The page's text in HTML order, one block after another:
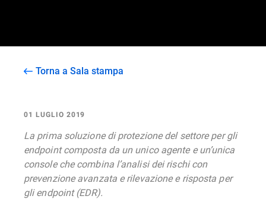
Torna a Sala stampa
01 LUGLIO 2019
La prima soluzione di protezione del settore per gli
endpoint composta da un unico agente e un’unica
console che combina l’analisi dei rischi con
prevenzione avanzata e rilevazione e risposta per
gli endpoint (EDR).